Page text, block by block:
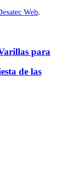
para
de las
Web.